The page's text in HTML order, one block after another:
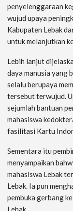
penyelenggaraan
wujud upaya
Kabupaten Lebak
untuk melanjutkan
Lebih lanjut
daya manusia yang
selalu berupaya
tersebut terwujud.
sejumlah bantuan
mahasiswa
fasilitasi Kartu
Sementara itu
menyampaikan
mahasiswa Lebak
Lebak. Ia pun
pembuka gerbang
Lebak.